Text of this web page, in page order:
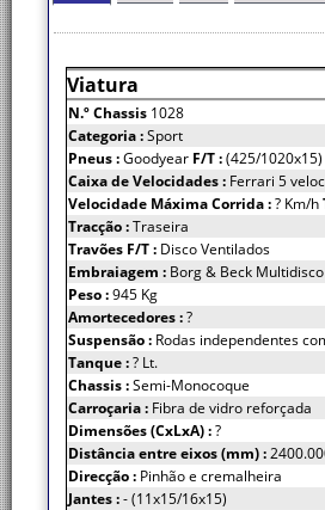
Viatura
N.º Chassis 1028
Categoria :Sport
Pneus :Goodyear F/T :(425/1020x15)
Caixa de Velocidades : Ferrari 5
Velocidade Máxima Corrida :? Km/h
Tracção :Traseira
Travões F/T : Disco Ventilados
Embraiagem : Borg & Beck Multidisco
Peso :945 Kg
Amortecedores :?
Suspensão : Rodas independentes
Tanque :? Lt.
Chassis :Semi-Monocoque
Carroçaria : Fibra de vidro reforçada
Dimensões (CxLxA) :?
Distância entre eixos (mm) :
Direcção : Pinhão e cremalheira
Jantes :- (11x15/16x15)